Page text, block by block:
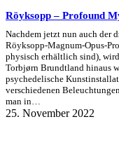
Röyksopp – Profound
Nachdem jetzt nun auch der
Röyksopp-Magnum-Opus-
physisch erhältlich sind),
Torbjørn Brundtland hinaus
psychedelische
verschiedenen
man in…
25. November 2022